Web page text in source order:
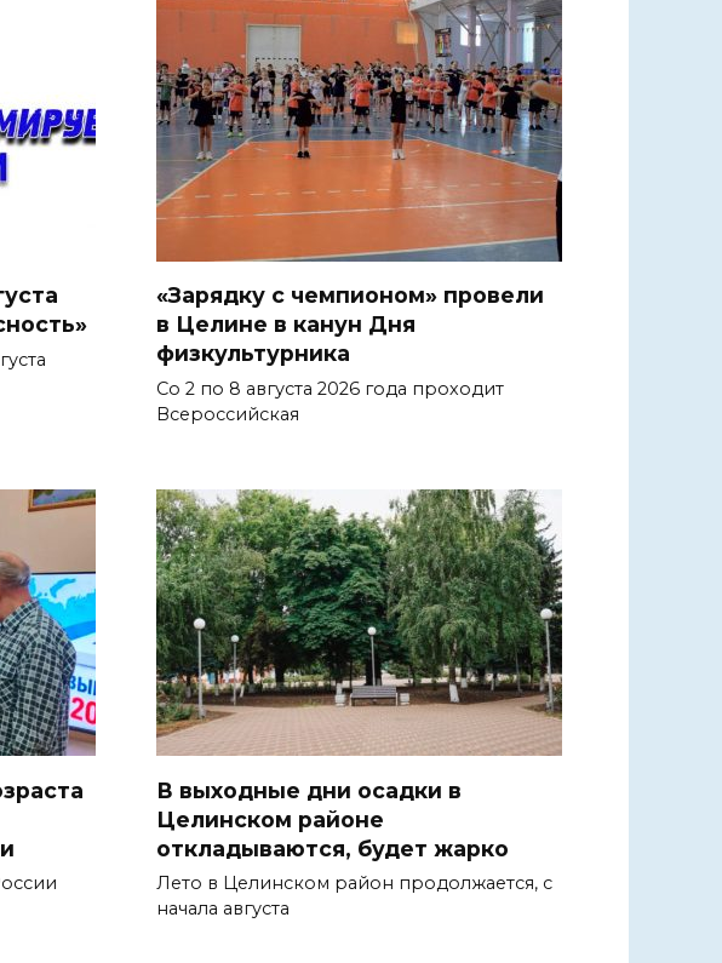
«Зарядку с чемпионом» провели
в Целине в канун Дня
физкультурника
Со 2 по 8 августа 2026 года проходит
Всероссийская
В выходные дни осадки в
Целинском районе
откладываются, будет жарко
Лето в Целинском район продолжается, с
начала августа